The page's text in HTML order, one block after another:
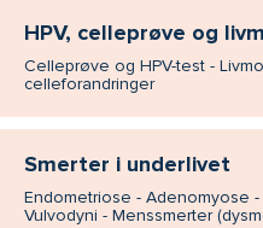
HPV, celleprøve og
Celleprøve og HPV-test -
celleforandringer
Smerter i underlivet
Endometriose - Adenomyose -
Vulvodyni - Menssmerter